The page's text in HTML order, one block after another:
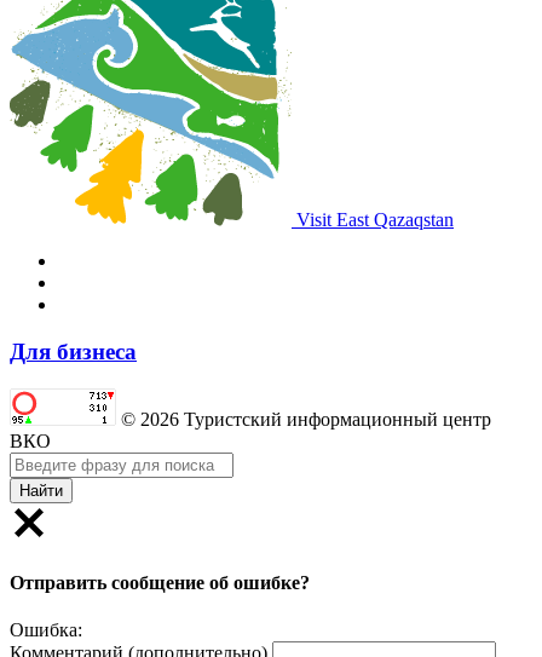
Visit East Qazaqstan
Для бизнеса
© 2026 Туристский информационный центр
ВКО
Найти
Отправить сообщение об ошибке?
Ошибка:
Комментарий (дополнительно)